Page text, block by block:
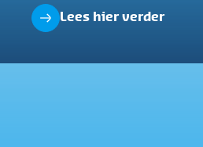
Lees hier verder